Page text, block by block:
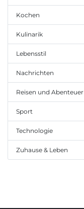
Kochen
Kulinarik
Lebensstil
Nachrichten
Reisen und Abenteuer
Sport
Technologie
Zuhause & Leben